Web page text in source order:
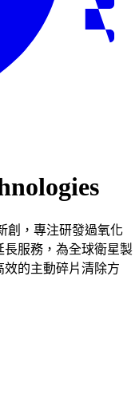
創，專注研發過氧化
服務，為全球衛星製
的主動碎片清除方